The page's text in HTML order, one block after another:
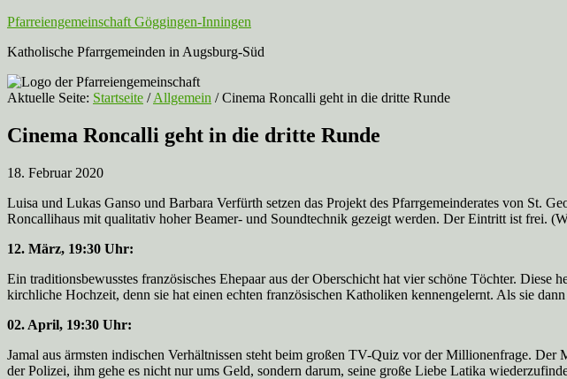
Pfarreiengemeinschaft Göggingen-Inningen
Katholische Pfarrgemeinden in Augsburg-Süd
Aktuelle Seite: Startseite / Allgemein /Cinema Roncalli geht in die dritte Runde
Cinema Roncalli geht in die dritte Runde
18. Februar 2020
Luisa und Lukas Ganso und Barbara Verfürth setzen das Projekt des Pfarrgemeinderates von St.
Roncallihaus mit qualitativ hoher Beamer- und Soundtechnik gezeigt werden. Der Eintritt ist frei.
12. März, 19:30 Uhr:
Ein traditionsbewusstes französisches Ehepaar aus der Oberschicht hat vier schöne Töchter.
kirchliche Hochzeit, denn sie hat einen echten französischen Katholiken kennengelernt. Als sie
02. April, 19:30 Uhr:
Jamal aus ärmsten indischen Verhältnissen steht beim großen TV-Quiz vor der Millionenfrage.
der Polizei, ihm gehe es nicht nur ums Geld, sondern darum, seine große Liebe Latika